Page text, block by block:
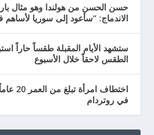
حسن الحسن من هولندا وهو مثال
الاندماج: “سأعود إلى سوريا لأساهم
ستشهد الأيام المقبلة طقساً حاراً
الطقس لاحقاً خلال الأسبوع
اختطاف
في روتردام